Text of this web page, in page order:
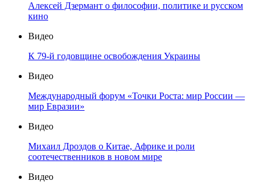
Алексей Дзермант о философии, политике и русском
кино
Видео
К 79-й годовщине освобождения Украины
Видео
Международный форум «Точки Роста: мир России —
мир Евразии»
Видео
Михаил Дроздов о Китае, Африке и роли
соотечественников в новом мире
Видео